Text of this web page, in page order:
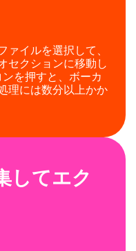
ァイルを選択して、
セクションに移動し
を押すと、ボーカ
理には数分以上かか
してエク